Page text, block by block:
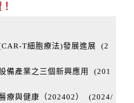
T細胞療法)發展進展 (2
備產業之三個新興應用
(201
療與健康（202402）
(2024/